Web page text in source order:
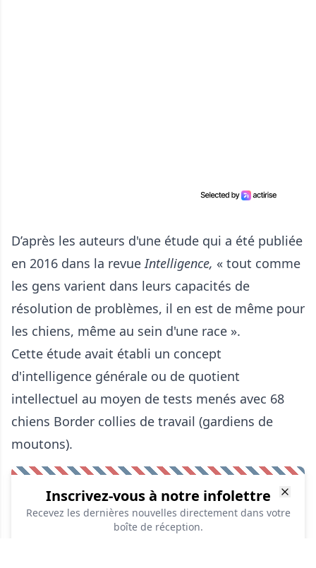
D’après les auteurs d'une étude qui a été publiée
en 2016 dans la revueIntelligence, « tout comme
les gens varient dans leurs capacités de
résolution de problèmes, il en est de même pour
les chiens, même au sein d'une race ».
Cette étude avait établi un concept
d'intelligence générale ou de quotient
intellectuel au moyen de tests menés avec 68
chiens Border collies de travail (gardiens de
moutons).
Inscrivez-vous à notre infolettre
Recevez les dernières nouvelles directement dans votre
boîte de réception.